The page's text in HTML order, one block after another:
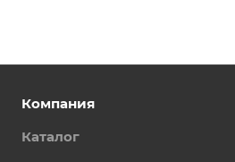
Компания
Каталог